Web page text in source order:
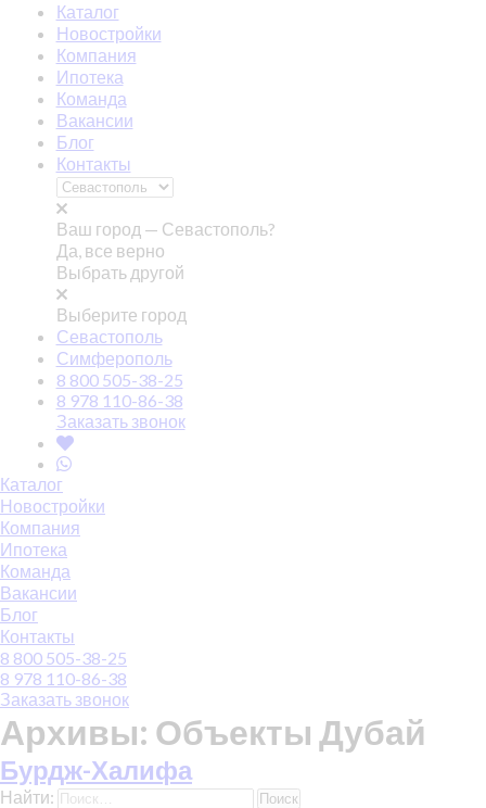
Каталог
Новостройки
Компания
Ипотека
Команда
Вакансии
Блог
Контакты
Ваш город — Севастополь?
Да, все верно
Выбрать другой
Выберите город
Севастополь
Симферополь
8 800 505-38-25
8 978 110-86-38
Заказать звонок
Каталог
Новостройки
Компания
Ипотека
Команда
Вакансии
Блог
Контакты
8 800 505-38-25
8 978 110-86-38
Заказать звонок
Архивы: Объекты Дубай
Бурдж-Халифа
Найти: